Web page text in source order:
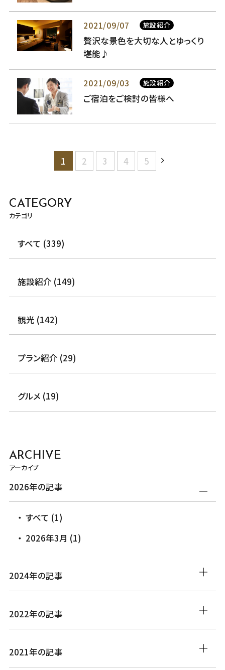
2021/09/07 施設紹介
贅沢な景色を大切な人とゆっくり
堪能♪
2021/09/03 施設紹介
ご宿泊をご検討の皆様へ
1 2 3 4 5
CATEGORY
カテゴリ
すべて (339)
施設紹介 (149)
観光 (142)
プラン紹介 (29)
グルメ (19)
ARCHIVE
アーカイブ
2026年の記事
すべて (1)
2026年3月 (1)
2024年の記事
2022年の記事
2021年の記事